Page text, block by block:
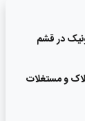
در قشم
و مستغلات